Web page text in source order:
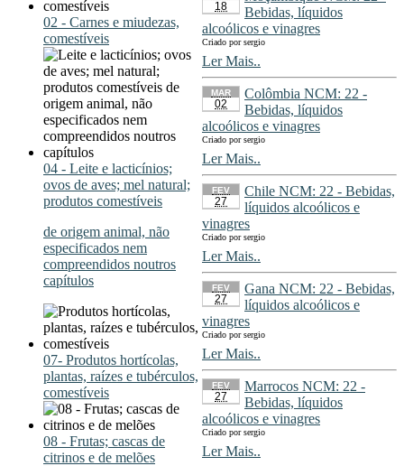
02 - Carnes e miudezas,
comestíveis
04 - Leite e lacticínios;
ovos de aves; mel natural;
produtos comestíveis
de origem animal, não
especificados nem
compreendidos noutros
capítulos
07- Produtos hortícolas,
plantas, raízes e tubérculos,
comestíveis
08 - Frutas; cascas de
citrinos e de melões
18
Bebidas, líquidos
alcoólicos e vinagres
Criado por sergio
Ler Mais..
MAR
02
Colômbia NCM: 22 -
Bebidas, líquidos
alcoólicos e vinagres
Criado por sergio
Ler Mais..
FEV
27
Chile NCM: 22 - Bebidas,
líquidos alcoólicos e
vinagres
Criado por sergio
Ler Mais..
FEV
27
Gana NCM: 22 - Bebidas,
líquidos alcoólicos e
vinagres
Criado por sergio
Ler Mais..
FEV
27
Marrocos NCM: 22 -
Bebidas, líquidos
alcoólicos e vinagres
Criado por sergio
Ler Mais..